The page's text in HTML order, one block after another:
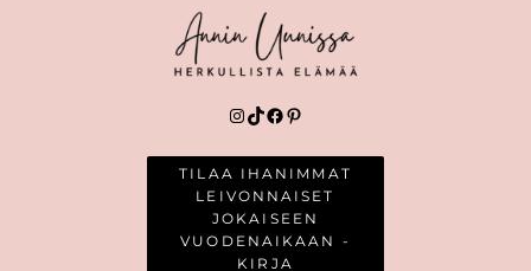
Instagram
TikTok
Facebook
Pinterest
TILAA IHANIMMAT
LEIVONNAISET
JOKAISEEN
VUODENAIKAAN -
KIRJA